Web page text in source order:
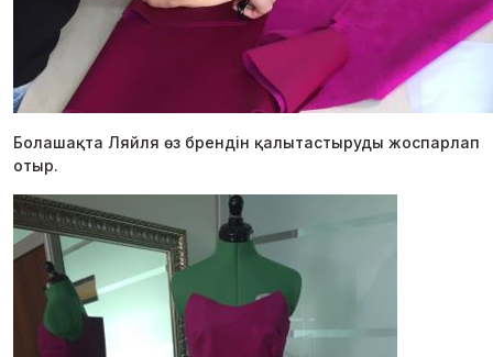
Болашақта Ляйля өз брендін қалытастыруды жоспарлап
отыр.